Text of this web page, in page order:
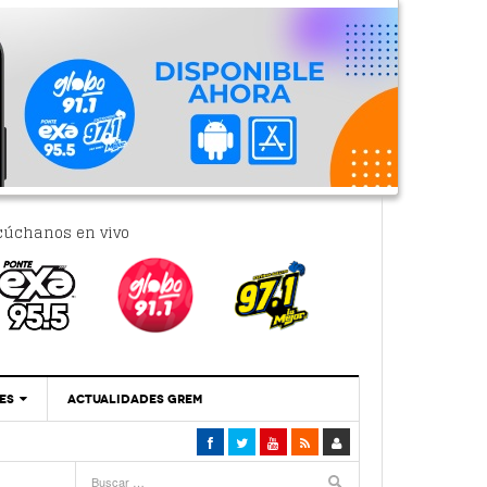
en vivo
‘Se Vale Soñar Con Una Contraloría Ciudadana’
ACTUALIDADES GREM